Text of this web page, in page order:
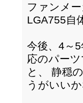
ファンメ
LGA755自
今後、4～
応のパー
と、 静穏
うがいいか